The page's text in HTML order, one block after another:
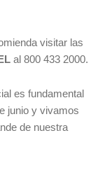
visitar las
al 800 433 2000.
es fundamental
junio y vivamos
de nuestra